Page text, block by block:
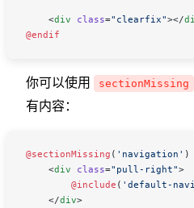
    <
div class="clearfix"></
@endif
你可以使用 sectionMissing
有内容：
@sectionMissing ( 'navigation' )
    <
div class="pull-right">
        @include
( 'default-
    </
div>